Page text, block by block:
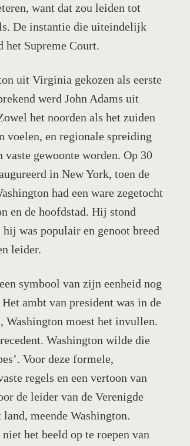
want dat zou leiden tot
De instantie die uiteindelijk
het Supreme Court.
uit Virginia gekozen als eerste
werd John Adams uit
het noorden als het zuiden
voelen, en regionale spreiding
vaste gewoonte worden. Op 30
in New York, toen de
had een ware zegetocht
en de hoofdstad. Hij stond
was populair en genoot breed
leider.
symbool van zijn eenheid nog
ambt van president was in de
Washington moest het invullen.
Washington wilde die
Voor deze formele,
regels en een vertoon van
de leider van de Verenigde
meende Washington.
het beeld op te roepen van